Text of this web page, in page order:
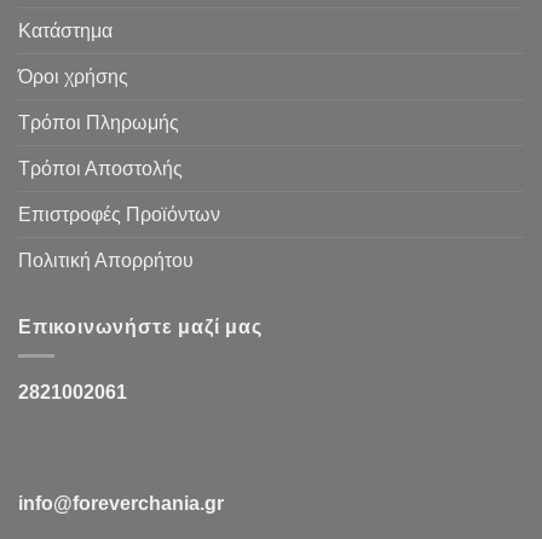
Κατάστημα
Όροι χρήσης
Τρόποι Πληρωμής
Τρόποι Αποστολής
Επιστροφές Προϊόντων
Πολιτική Απορρήτου
Επικοινωνήστε μαζί μας
2821002061
info@foreverchania.gr